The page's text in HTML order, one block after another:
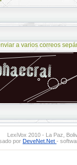
a varios correos
LexiVox 2010 - La Paz,
por DeveNet.Net -